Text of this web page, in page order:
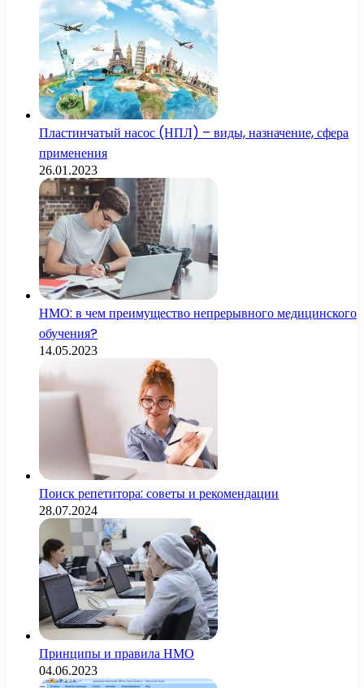
Пластинчатый насос (НПЛ) – виды, назначение, сфера
применения
26.01.2023
НМО: в чем преимущество непрерывного медицинского
обучения?
14.05.2023
Поиск репетитора: советы и рекомендации
28.07.2024
Принципы и правила НМО
04.06.2023